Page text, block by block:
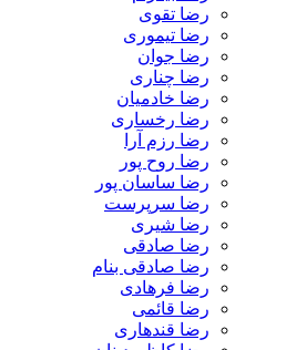
رضا تقوی
رضا تیموری
رضا جوان
رضا چناری
رضا خادمیان
رضا رخساری
رضا رزم آرا
رضا روح پور
رضا ساسان پور
رضا سرپرست
رضا شیری
رضا صادقی
رضا صادقی بنام
رضا فرهادی
رضا قائمی
رضا قندهاری